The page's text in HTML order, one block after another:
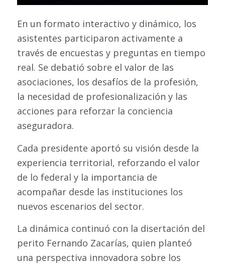
En un formato interactivo y dinámico, los
asistentes participaron activamente a
través de encuestas y preguntas en tiempo
real. Se debatió sobre el valor de las
asociaciones, los desafíos de la profesión,
la necesidad de profesionalización y las
acciones para reforzar la conciencia
aseguradora.
Cada presidente aportó su visión desde la
experiencia territorial, reforzando el valor
de lo federal y la importancia de
acompañar desde las instituciones los
nuevos escenarios del sector.
La dinámica continuó con la disertación del
perito Fernando Zacarías, quien planteó
una perspectiva innovadora sobre los